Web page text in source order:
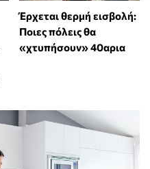
Έρχεται θερμή εισβολή:
Ποιες πόλεις θα
«χτυπήσουν» 40αρια